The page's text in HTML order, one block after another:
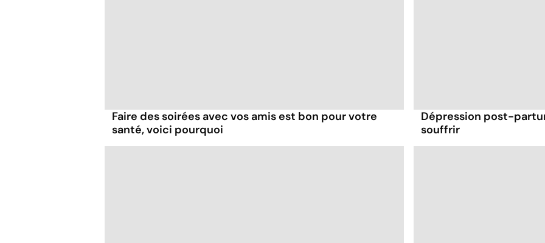
Faire des soirées avec vos amis est bon pour votre
santé, voici pourquoi
Dépression post-
souffrir